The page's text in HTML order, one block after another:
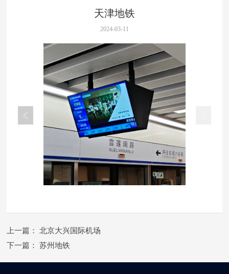
天津地铁
2024-03-11
上一篇：
北京大兴国际机场
下一篇：
苏州地铁